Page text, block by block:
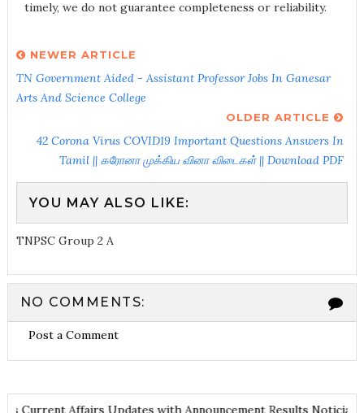
timely, we do not guarantee completeness or reliability.
NEWER ARTICLE
TN Government Aided - Assistant Professor Jobs In Ganesar
Arts And Science College
OLDER ARTICLE
42 Corona Virus COVID19 Important Questions Answers In
Tamil || கரோனா முக்கிய வினா விடைகள் || Download PDF
YOU MAY ALSO LIKE:
TNPSC Group 2 A
NO COMMENTS:
Post a Comment
Current Affairs Updates with Announcement Results